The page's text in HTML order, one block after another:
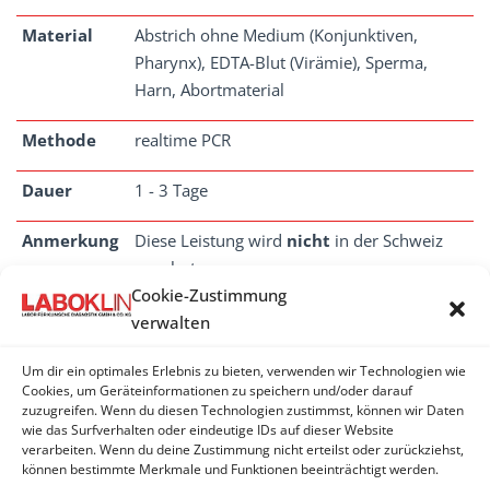
Cookie-Zustimmung
verwalten
Um dir ein optimales Erlebnis zu bieten, verwenden wir Technologien wie
Cookies, um Geräteinformationen zu speichern und/oder darauf
zuzugreifen. Wenn du diesen Technologien zustimmst, können wir Daten
wie das Surfverhalten oder eindeutige IDs auf dieser Website
verarbeiten. Wenn du deine Zustimmung nicht erteilst oder zurückziehst,
können bestimmte Merkmale und Funktionen beeinträchtigt werden.
Material
Abstrich ohne Medium (Konjunktiven,
Pharynx), EDTA-Blut (Virämie), Sperma,
Harn, Abortmaterial
Methode realtime PCR
Dauer 1 - 3 Tage
Anmerkung Diese Leistung wird nicht in der Schweiz
angeboten.
EQUINES ARTERITIS-VIRUS (EAV)
Equines Arteriitis-Virus (EVA) - Antikörper
Equines Arteriitis-Virus (EVA) - PCR